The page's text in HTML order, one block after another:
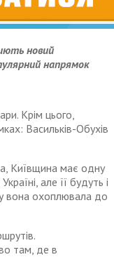
новий
напрямок
Крім цього,
Васильків-Обухів
Київщина має одну
але її будуть і
вона охоплювала до
там, де в